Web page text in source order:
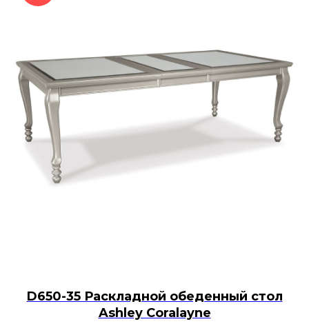
D650-35 Раскладной обеденный стол
Ashley Coralayne